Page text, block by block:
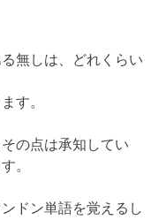
無しは、どれくらい
す。
の点は承知してい
。
ドン単語を覚えるし